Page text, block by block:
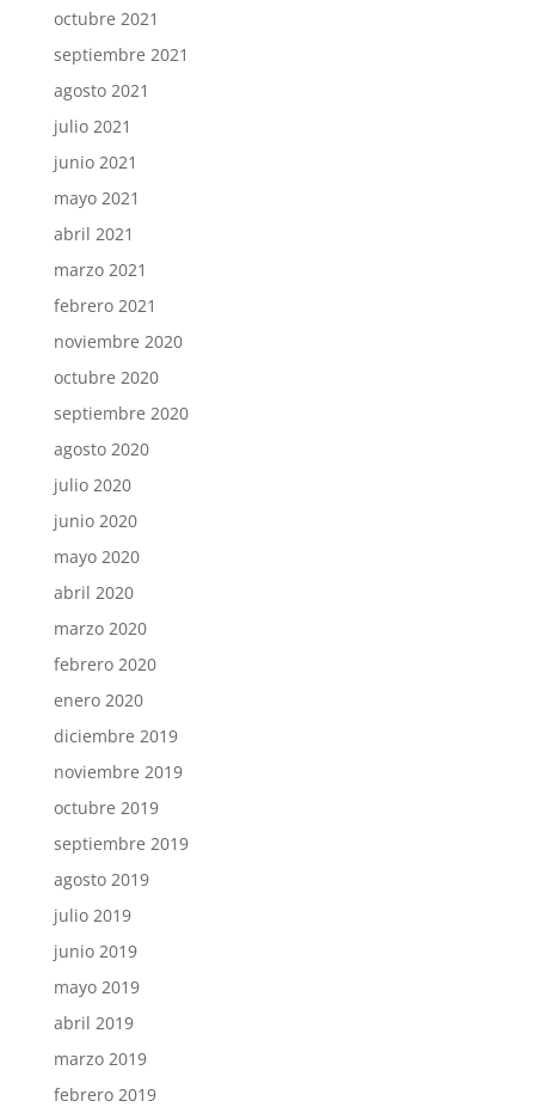
octubre 2021
septiembre 2021
agosto 2021
julio 2021
junio 2021
mayo 2021
abril 2021
marzo 2021
febrero 2021
noviembre 2020
octubre 2020
septiembre 2020
agosto 2020
julio 2020
junio 2020
mayo 2020
abril 2020
marzo 2020
febrero 2020
enero 2020
diciembre 2019
noviembre 2019
octubre 2019
septiembre 2019
agosto 2019
julio 2019
junio 2019
mayo 2019
abril 2019
marzo 2019
febrero 2019